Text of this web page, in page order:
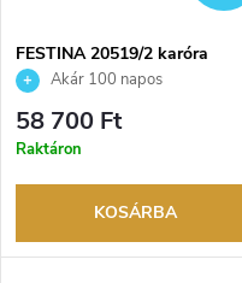
FESTINA 20519/2 karóra
Akár 100 napos
visszaküldési lehetőség. Hivatalos
márkakereskedő.
58 700 Ft
Raktáron
KOSÁRBA